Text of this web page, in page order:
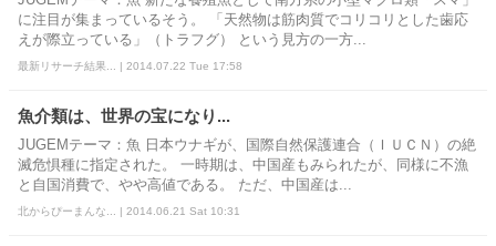
に注目が集まっているそう。 「天然物は筋肉質でコリコリとした歯応
えが際立っている」（トラフグ） という見方の一方...
最新リサーチ結果... | 2014.07.22 Tue 17:58
魚介類は、世界の宝になり...
JUGEMテーマ：魚 日本ウナギが、国際自然保護連合（ＩＵＣＮ）の絶
滅危惧種に指定された。 一時期は、中国産もみられたが、同様に不漁
と自国消費で、やや高値である。 ただ、中国産は...
北からぴーまんな... | 2014.06.21 Sat 10:31